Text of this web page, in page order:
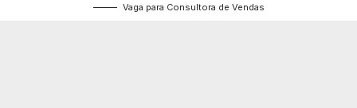
Vaga para Consultora de Vendas